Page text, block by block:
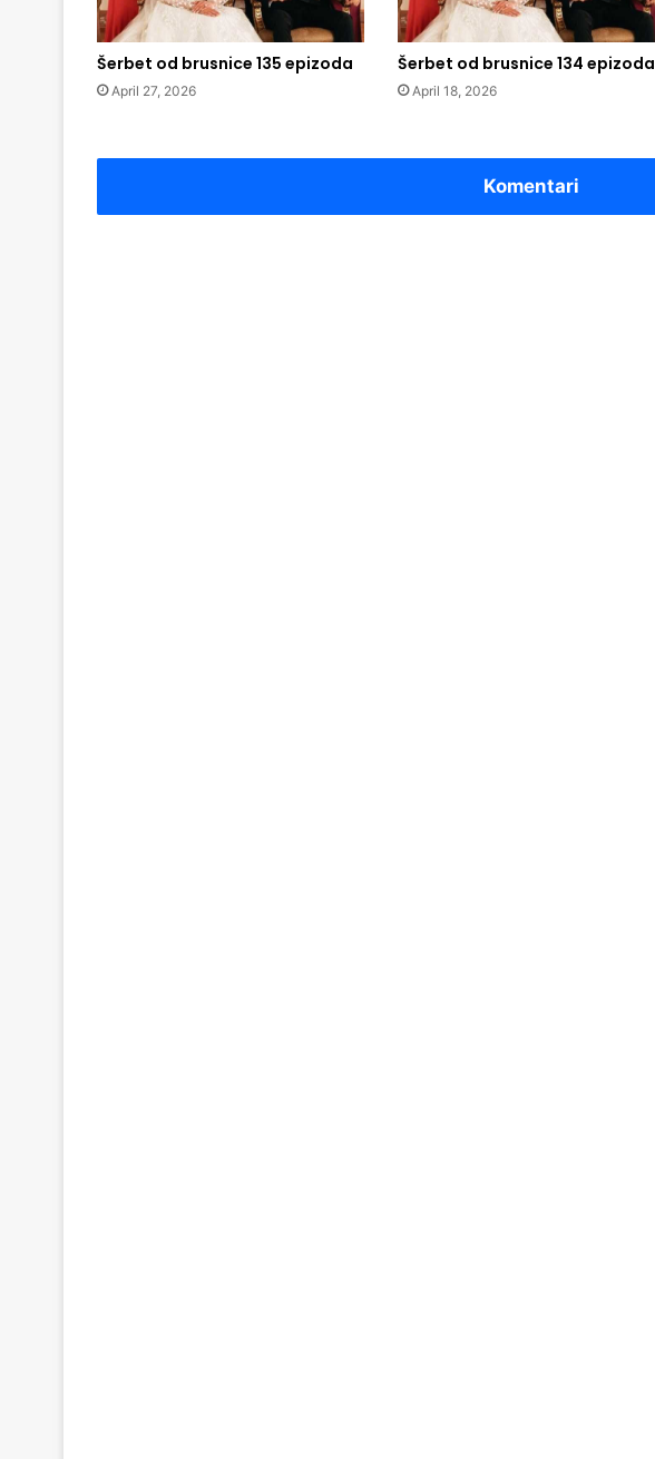
Šerbet od brusnice 135 epizoda
April 27, 2026
Šerbet od brusnice 134 epizoda
April 18, 2026
Komentari